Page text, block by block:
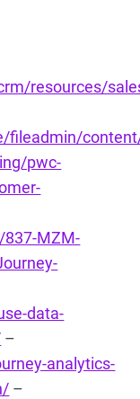
resources/
pwc-
MZM-
data-
–
analytics-
–